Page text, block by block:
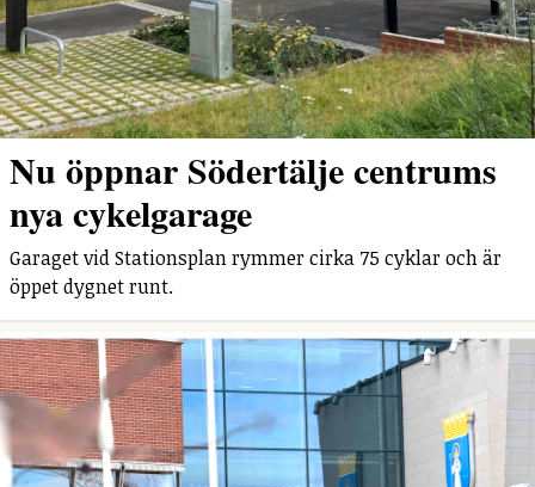
Nu öppnar Södertälje centrums
nya cykelgarage
Garaget vid Stationsplan rymmer cirka 75 cyklar och är
öppet dygnet runt.